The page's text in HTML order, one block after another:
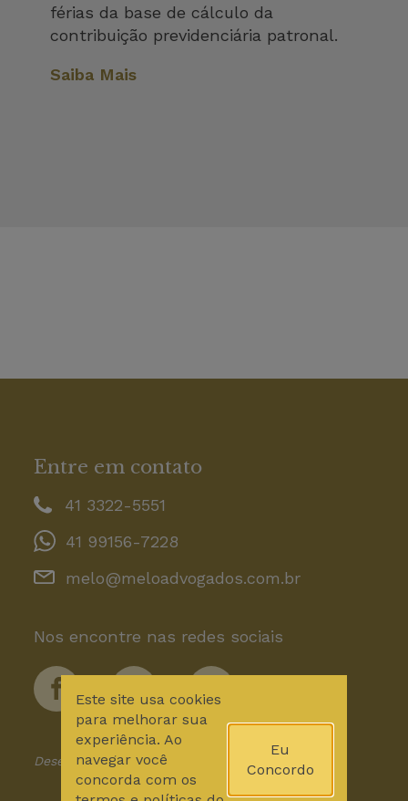
férias da base de cálculo da
contribuição previdenciária patronal.
Saiba Mais
Entre em contato
41 3322-5551
41 99156-7228
melo@meloadvogados.com.br
Nos encontre nas redes sociais
Desenvolvido por Modal Lab
Este site usa cookies
para melhorar sua
experiência. Ao
navegar você
concorda com os
Eu
Concordo